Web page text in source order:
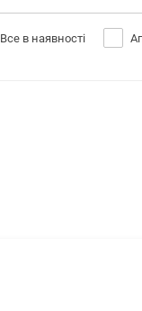
Все в наявності